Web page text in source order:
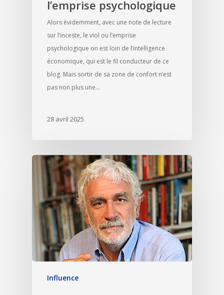
l’emprise psychologique
Alors évidemment, avec une note de lecture
sur l’inceste, le viol ou l’emprise
psychologique on est loin de l’intelligence
économique, qui est le fil conducteur de ce
blog. Mais sortir de sa zone de confort n’est
pas non plus une…
28 avril 2025
Influence